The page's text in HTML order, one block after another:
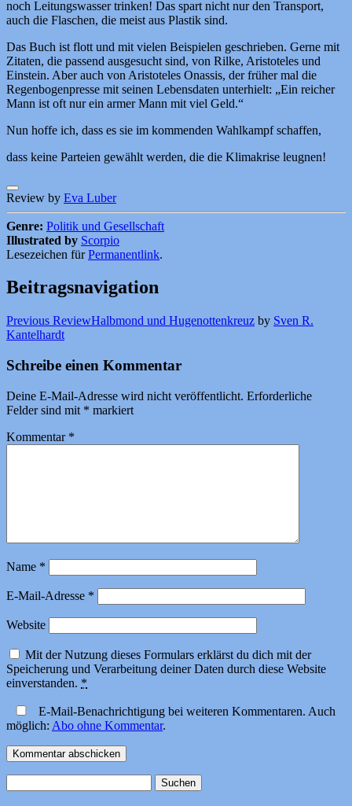
noch Leitungswasser trinken! Das spart nicht nur den Transport,
auch die Flaschen, die meist aus Plastik sind.
Das Buch ist flott und mit vielen Beispielen geschrieben. Gerne mit
Zitaten, die passend ausgesucht sind, von Rilke, Aristoteles und
Einstein. Aber auch von Aristoteles Onassis, der früher mal die
Regenbogenpresse mit seinen Lebensdaten unterhielt: „Ein reicher
Mann ist oft nur ein armer Mann mit viel Geld.“
Nun hoffe ich, dass es sie im kommenden Wahlkampf schaffen,
dass keine Parteien gewählt werden, die die Klimakrise leugnen!
Review by Eva Luber
Genre: Politik und Gesellschaft
Illustrated by Scorpio
Lesezeichen fürPermanentlink.
Beitragsnavigation
Previous ReviewHalbmond und Hugenottenkreuz by Sven R.
Kantelhardt
Schreibe einen Kommentar
Deine E-Mail-Adresse wird nicht veröffentlicht. Erforderliche
Felder sind mit * markiert
Kommentar *
Name *
E-Mail-Adresse *
Website
Mit der Nutzung dieses Formulars erklärst du dich mit der
Speicherung und Verarbeitung deiner Daten durch diese Website
einverstanden. *
E-Mail-Benachrichtigung bei weiteren Kommentaren. Auch
möglich: Abo ohne Kommentar.
nach: